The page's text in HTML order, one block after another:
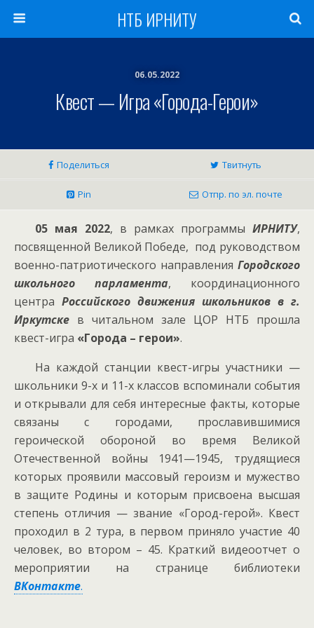
НТБ ИРНИТУ
06.05.2022
Квест — Игра «Города-Герои»
Поделиться Твитнуть
Pin Отпр. по эл. почте
05 мая 2022, в рамках программы ИРНИТУ,
посвященной Великой Победе, под руководством
военно-патриотического направления Городского
школьного парламента, координационного
центра Российского движения школьников в г.
Иркутске в читальном зале ЦОР НТБ прошла
квест-игра «Города – герои».
На каждой станции квест-игры участники —
школьники 9-х и 11-х классов вспоминали события
и открывали для себя интересные факты, которые
связаны с городами, прославившимися
героической обороной во время Великой
Отечественной войны 1941—1945, трудящиеся
которых проявили массовый героизм и мужество
в защите Родины и которым присвоена высшая
степень отличия — звание «Город-герой». Квест
проходил в 2 тура, в первом приняло участие 40
человек, во втором – 45. Краткий видеоотчет о
мероприятии на странице библиотеки
ВКонтакте.